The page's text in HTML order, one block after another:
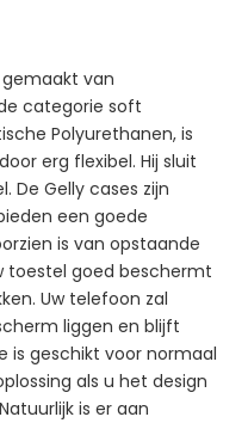
gemaakt van
categorie soft
Polyurethanen, is
erg flexibel. Hij sluit
De Gelly cases zijn
een goede
is van opstaande
toestel goed beschermt
Uw telefoon zal
liggen en blijft
is geschikt voor normaal
als u het design
is er aan